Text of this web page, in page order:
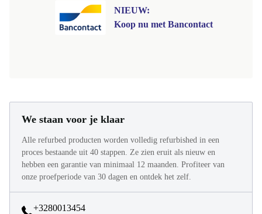
NIEUW:
Koop nu met Bancontact
We staan voor je klaar
Alle refurbed producten worden volledig refurbished in een
proces bestaande uit 40 stappen. Ze zien eruit als nieuw en
hebben een garantie van minimaal 12 maanden. Profiteer van
onze proefperiode van 30 dagen en ontdek het zelf.
+3280013454